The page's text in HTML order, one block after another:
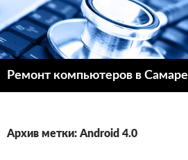
Ремонт компьютеров в Самаре
Архив метки: Android 4.0